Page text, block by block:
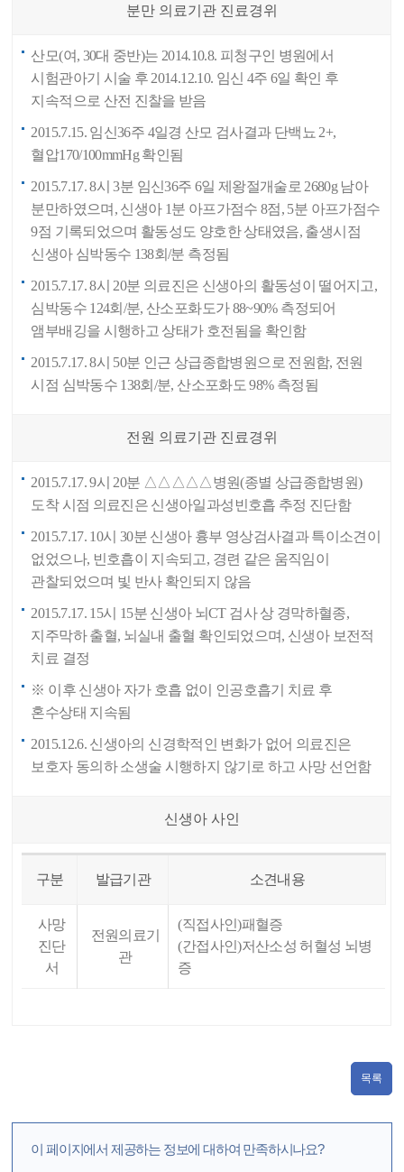
분만 의료기관 진료경위
산모(여, 30대 중반)는 2014.10.8. 피청구인 병원에서
시험관아기 시술 후 2014.12.10. 임신 4주 6일 확인 후
지속적으로 산전 진찰을 받음
2015.7.15. 임신36주 4일경 산모 검사결과 단백뇨 2+,
혈압170/100mmHg 확인됨
2015.7.17. 8시 3분 임신36주 6일 제왕절개술로 2680g 남아
분만하였으며, 신생아 1분 아프가점수 8점, 5분 아프가점수
9점 기록되었으며 활동성도 양호한 상태였음, 출생시점
신생아 심박동수 138회/분 측정됨
2015.7.17. 8시 20분 의료진은 신생아의 활동성이 떨어지고,
심박동수 124회/분, 산소포화도가 88~90% 측정되어
앰부배깅을 시행하고 상태가 호전됨을 확인함
2015.7.17. 8시 50분 인근 상급종합병원으로 전원함, 전원
시점 심박동수 138회/분, 산소포화도 98% 측정됨
전원 의료기관 진료경위
2015.7.17. 9시 20분 △△△△△병원(종별 상급종합병원)
도착 시점 의료진은 신생아일과성빈호흡 추정 진단함
2015.7.17. 10시 30분 신생아 흉부 영상검사결과 특이소견이
없었으나, 빈호흡이 지속되고, 경련 같은 움직임이
관찰되었으며 빛 반사 확인되지 않음
2015.7.17. 15시 15분 신생아 뇌CT 검사 상 경막하혈종,
지주막하 출혈, 뇌실내 출혈 확인되었으며, 신생아 보전적
치료 결정
※ 이후 신생아 자가 호흡 없이 인공호흡기 치료 후
혼수상태 지속됨
2015.12.6. 신생아의 신경학적인 변화가 없어 의료진은
보호자 동의하 소생술 시행하지 않기로 하고 사망 선언함
신생아 사인
구분 발급기관 소견내용
사망
진단
서
전원의료기
관
(직접사인)패혈증
(간접사인)저산소성 허혈성 뇌병
증
목록
이 페이지에서 제공하는 정보에 대하여 만족하시나요?